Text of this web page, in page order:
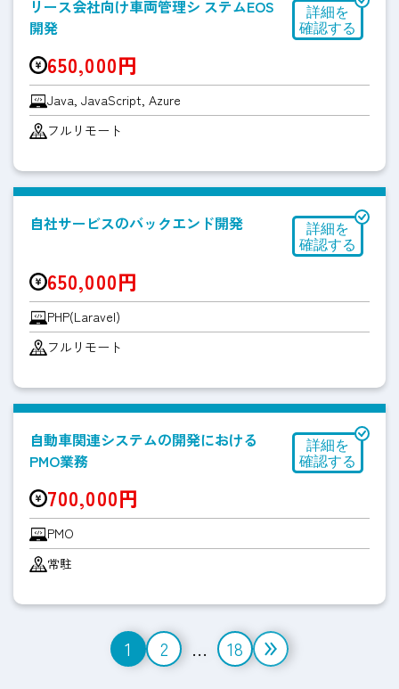
リース会社向け車両管理シ ステムEOS
開発
650,000円
Java, JavaScript, Azure
フルリモート
自社サービスのバックエンド開発
650,000円
PHP(Laravel)
フルリモート
自動車関連システムの開発における
PMO業務
700,000円
PMO
常駐
1 2 … 18